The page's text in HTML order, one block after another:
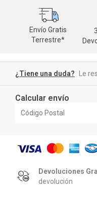
Envío Gratis
Terrestre*
¿Tiene una duda? Le
Calcular envío
Devoluciones
devolución